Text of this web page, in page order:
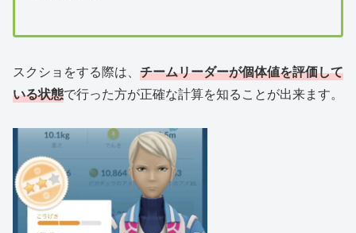
スクショをする際は、 チームリーダーが個体値を評価して
いる状態で行った方が正確な計算を知ることが出来ます。